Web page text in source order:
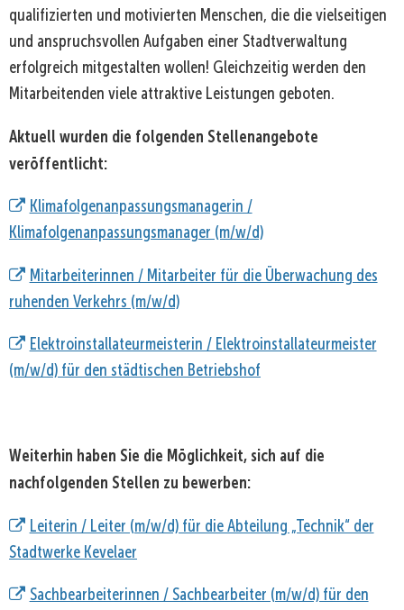
qualifizierten und motivierten Menschen, die die vielseitigen
und anspruchsvollen Aufgaben einer Stadtverwaltung
erfolgreich mitgestalten wollen! Gleichzeitig werden den
Mitarbeitenden viele attraktive Leistungen geboten.
Aktuell wurden die folgenden Stellenangebote
veröffentlicht:
Klimafolgenanpassungsmanagerin /
Klimafolgenanpassungsmanager (m/w/d)
Mitarbeiterinnen / Mitarbeiter für die Überwachung des
ruhenden Verkehrs (m/w/d)
Elektroinstallateurmeisterin / Elektroinstallateurmeister
(m/w/d) für den städtischen Betriebshof
Weiterhin haben Sie die Möglichkeit, sich auf die
nachfolgenden Stellen zu bewerben:
Leiterin / Leiter (m/w/d) für die Abteilung „Technik“ der
Stadtwerke Kevelaer
Sachbearbeiterinnen / Sachbearbeiter (m/w/d) für den